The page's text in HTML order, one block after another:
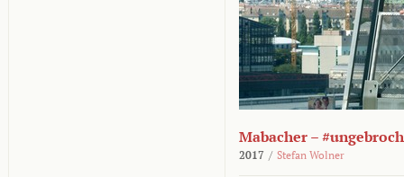
Mabacher –
2017 / Stefan Wolner